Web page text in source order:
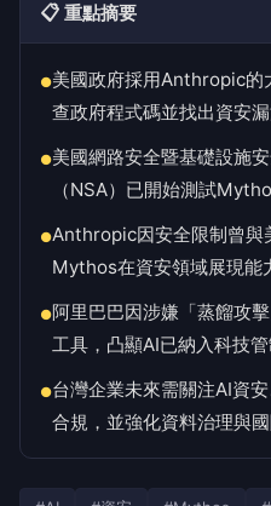
📋 重點摘要
●美國政府採用Anthropic
查政府程式碼並找出資安漏
●美國網路安全暨基礎設施
（NSA）已開始測試
●Anthropic因安全限制曾與
Mythos在資安領域展現能
●阿里巴巴因涉嫌「蒸餾攻
工具，凸顯AI已納入科技管
●台灣企業未來需關注AI資
合規，並強化資料治理與國